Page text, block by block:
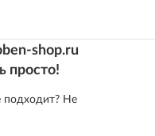
shop.ru
просто!
подходит? Не